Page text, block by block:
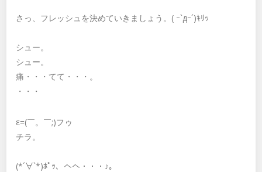
さっ、フレッシュを決めていきましょう。( ｰ`дｰ´)ｷﾘｯ
シュー。
シュー。
痛・・・てて・・・。
・・・
ε=(￣。￣;)フゥ
チラ。
(*´∀`*)ﾎﾟｯ、へへ・・・♪。